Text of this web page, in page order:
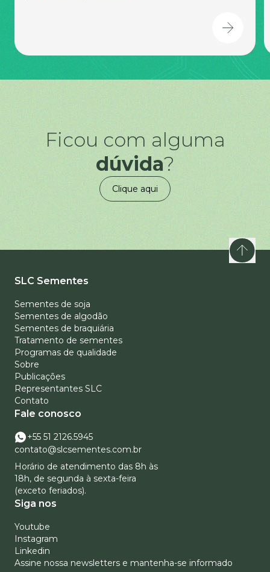
Ficou com alguma
dúvida?
Clique aqui
SLC Sementes
Sementes de soja
Sementes de algodão
Sementes de braquiária
Tratamento de sementes
Programas de qualidade
Sobre
Publicações
Representantes SLC
Contato
Fale conosco
+55 51 2126.5945
contato@slcsementes.com.br
Horário de atendimento das 8h às
18h, de segunda à sexta-feira
(exceto feriados).
Siga nos
Youtube
Instagram
Linkedin
Assine nossa newsletters e mantenha-se informado